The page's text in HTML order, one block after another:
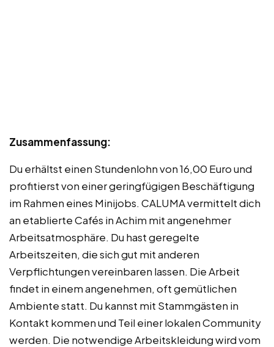
Zusammenfassung:
Du erhältst einen Stundenlohn von 16,00 Euro und
profitierst von einer geringfügigen Beschäftigung
im Rahmen eines Minijobs. CALUMA vermittelt dich
an etablierte Cafés in Achim mit angenehmer
Arbeitsatmosphäre. Du hast geregelte
Arbeitszeiten, die sich gut mit anderen
Verpflichtungen vereinbaren lassen. Die Arbeit
findet in einem angenehmen, oft gemütlichen
Ambiente statt. Du kannst mit Stammgästen in
Kontakt kommen und Teil einer lokalen Community
werden. Die notwendige Arbeitskleidung wird vom